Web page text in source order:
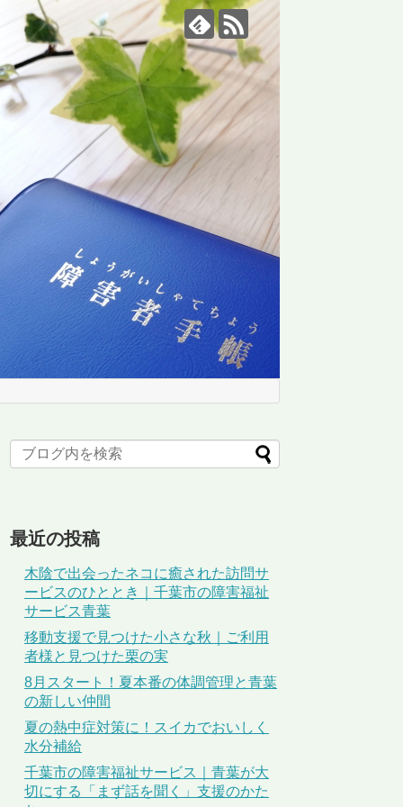
最近の投稿
木陰で出会ったネコに癒された訪問サ
ービスのひととき｜千葉市の障害福祉
サービス青葉
移動支援で見つけた小さな秋｜ご利用
者様と見つけた栗の実
8月スタート！夏本番の体調管理と青葉
の新しい仲間
夏の熱中症対策に！スイカでおいしく
水分補給
千葉市の障害福祉サービス｜青葉が大
切にする「まず話を聞く」支援のかた